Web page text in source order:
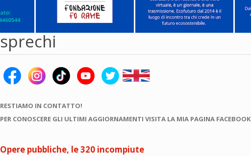
sprechi
RESTIAMO IN CONTATTO!
PER CONOSCERE GLI ULTIMI AGGIORNAMENTI VISITA LA MIA PAGINA FACEBOOK
Opere pubbliche, le 320 incompiute